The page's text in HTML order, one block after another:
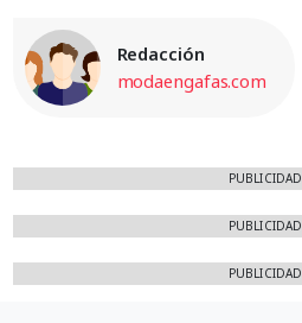
Redacción
modaengafas.com
PUBLICIDAD
PUBLICIDAD
PUBLICIDAD